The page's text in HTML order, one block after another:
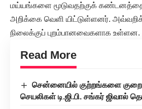
மய்யங்களை மூடுவதற்குக்
அறிக்கை வெளி யிட்டுள்ளனர்.
நிலைக்குப் புறம்பானவைகளாக உள்ளன.
Read More
சென்னையில் குற்றங்களை
செயலிகள் டி.ஜி.பி. சங்கர் ஜிவால்